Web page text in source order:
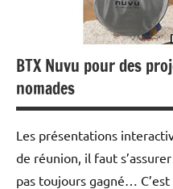
BTX Nuvu pour des
nomades
Les présentations
de réunion, il faut
pas toujours gagné…